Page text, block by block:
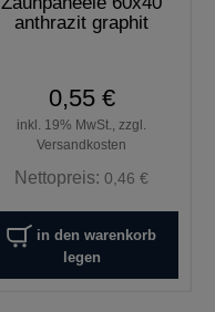
anthrazit graphit
0,55 €
inkl. 19% MwSt., zzgl.
Versandkosten
Nettopreis:0,46 €
in den warenkorb
legen